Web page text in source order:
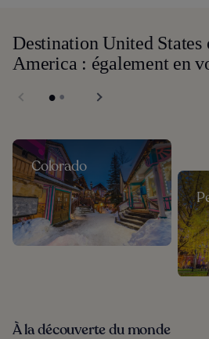
Destination United States
America : également en
Colorado
À la découverte du monde